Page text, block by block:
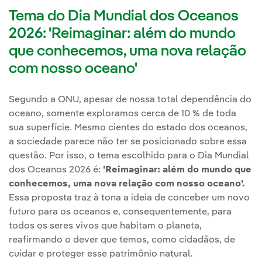
Tema do Dia Mundial dos Oceanos
2026: 'Reimaginar: além do mundo
que conhecemos, uma nova relação
com nosso oceano'
Segundo a ONU, apesar de nossa total dependência do
oceano, somente exploramos cerca de 10 % de toda
sua superfície. Mesmo cientes do estado dos oceanos,
a sociedade parece não ter se posicionado sobre essa
questão. Por isso, o tema escolhido para o Dia Mundial
dos Oceanos 2026 é: 'Reimaginar: além do mundo que
conhecemos, uma nova relação com nosso oceano'.
Essa proposta traz à tona a ideia de conceber um novo
futuro para os oceanos e, consequentemente, para
todos os seres vivos que habitam o planeta,
reafirmando o dever que temos, como cidadãos, de
cuidar e proteger esse patrimônio natural.